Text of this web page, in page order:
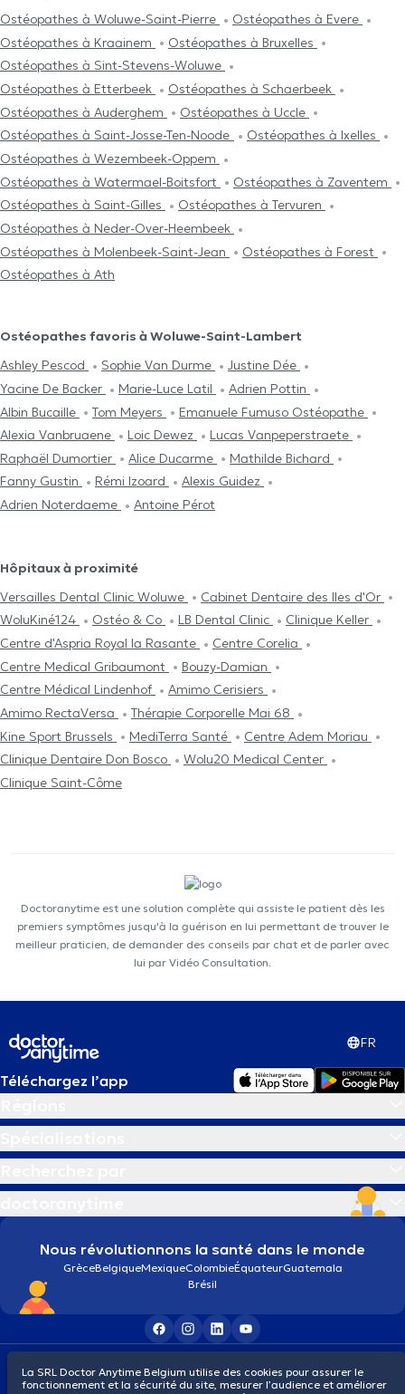
Ostéopathes à Woluwe-Saint-Pierre
Ostéopathes à Evere
Ostéopathes à Kraainem
Ostéopathes à Bruxelles
Ostéopathes à Sint-Stevens-Woluwe
Ostéopathes à Etterbeek
Ostéopathes à Schaerbeek
Ostéopathes à Auderghem
Ostéopathes à Uccle
Ostéopathes à Saint-Josse-Ten-Noode
Ostéopathes à Ixelles
Ostéopathes à Wezembeek-Oppem
Ostéopathes à Watermael-Boitsfort
Ostéopathes à Zaventem
Ostéopathes à Saint-Gilles
Ostéopathes à Tervuren
Ostéopathes à Neder-Over-Heembeek
Ostéopathes à Molenbeek-Saint-Jean
Ostéopathes à Forest
Ostéopathes à Ath
Ostéopathes favoris à Woluwe-Saint-Lambert
Ashley Pescod
Sophie Van Durme
Justine Dée
Yacine De Backer
Marie-Luce Latil
Adrien Pottin
Albin Bucaille
Tom Meyers
Emanuele Fumuso Ostéopathe
Alexia Vanbruaene
Loic Dewez
Lucas Vanpeperstraete
Raphaël Dumortier
Alice Ducarme
Mathilde Bichard
Fanny Gustin
Rémi Izoard
Alexis Guidez
Adrien Noterdaeme
Antoine Pérot
Hôpitaux à proximité
Versailles Dental Clinic Woluwe
Cabinet Dentaire des Iles d'Or
WoluKiné124
Ostéo & Co LB Dental Clinic
Clinique Keller
Centre d'Aspria Royal la Rasante
Centre Corelia
Centre Medical Gribaumont
Bouzy-Damian
Centre Médical Lindenhof
Amimo Cerisiers
Amimo RectaVersa
Thérapie Corporelle Mai 68
Kine Sport Brussels
MediTerra Santé
Centre Adem Moriau
Clinique Dentaire Don Bosco
Wolu20 Medical Center
Clinique Saint-Côme
Doctoranytime est une solution complète qui assiste le patient dès les
premiers symptômes jusqu'à la guérison en lui permettant de trouver le
meilleur praticien, de demander des conseils par chat et de parler avec
lui par Vidéo Consultation.
FR
Téléchargez l’app
Nous révolutionnons la santé dans le monde
GrèceBelgiqueMexiqueColombieÉquateurGuatemala
Brésil
© 2026 doctoranytime
La SRL Doctor Anytime Belgium utilise des cookies pour assurer le
fonctionnement et la sécurité du site, mesurer l’audience et améliorer